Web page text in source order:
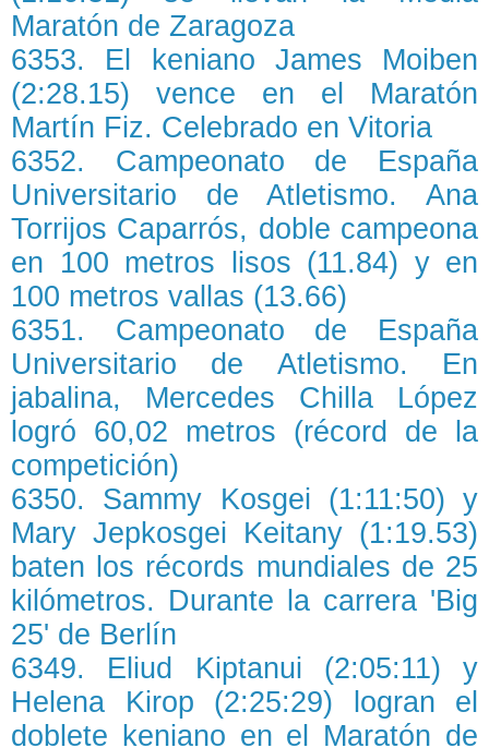
Maratón de Zaragoza
6353. El keniano James Moiben
(2:28.15) vence en el Maratón
Martín Fiz. Celebrado en Vitoria
6352. Campeonato de España
Universitario de Atletismo. Ana
Torrijos Caparrós, doble campeona
en 100 metros lisos (11.84) y en
100 metros vallas (13.66)
6351. Campeonato de España
Universitario de Atletismo. En
jabalina, Mercedes Chilla López
logró 60,02 metros (récord de la
competición)
6350. Sammy Kosgei (1:11:50) y
Mary Jepkosgei Keitany (1:19.53)
baten los récords mundiales de 25
kilómetros. Durante la carrera 'Big
25' de Berlín
6349. Eliud Kiptanui (2:05:11) y
Helena Kirop (2:25:29) logran el
doblete keniano en el Maratón de